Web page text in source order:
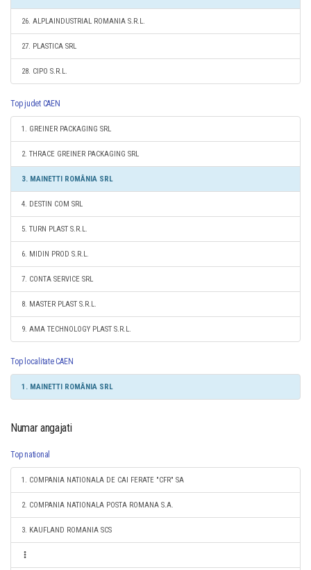
26. ALPLAINDUSTRIAL ROMANIA S.R.L.
27. PLASTICA SRL
28. CIPO S.R.L.
Top judet CAEN
1. GREINER PACKAGING SRL
2. THRACE GREINER PACKAGING SRL
3. MAINETTI ROMÂNIA SRL
4. DESTIN COM SRL
5. TURN PLAST S.R.L.
6. MIDIN PROD S.R.L.
7. CONTA SERVICE SRL
8. MASTER PLAST S.R.L.
9. AMA TECHNOLOGY PLAST S.R.L.
Top localitate CAEN
1. MAINETTI ROMÂNIA SRL
Numar angajati
Top national
1. COMPANIA NATIONALA DE CAI FERATE "CFR" SA
2. COMPANIA NATIONALA POSTA ROMANA S.A.
3. KAUFLAND ROMANIA SCS